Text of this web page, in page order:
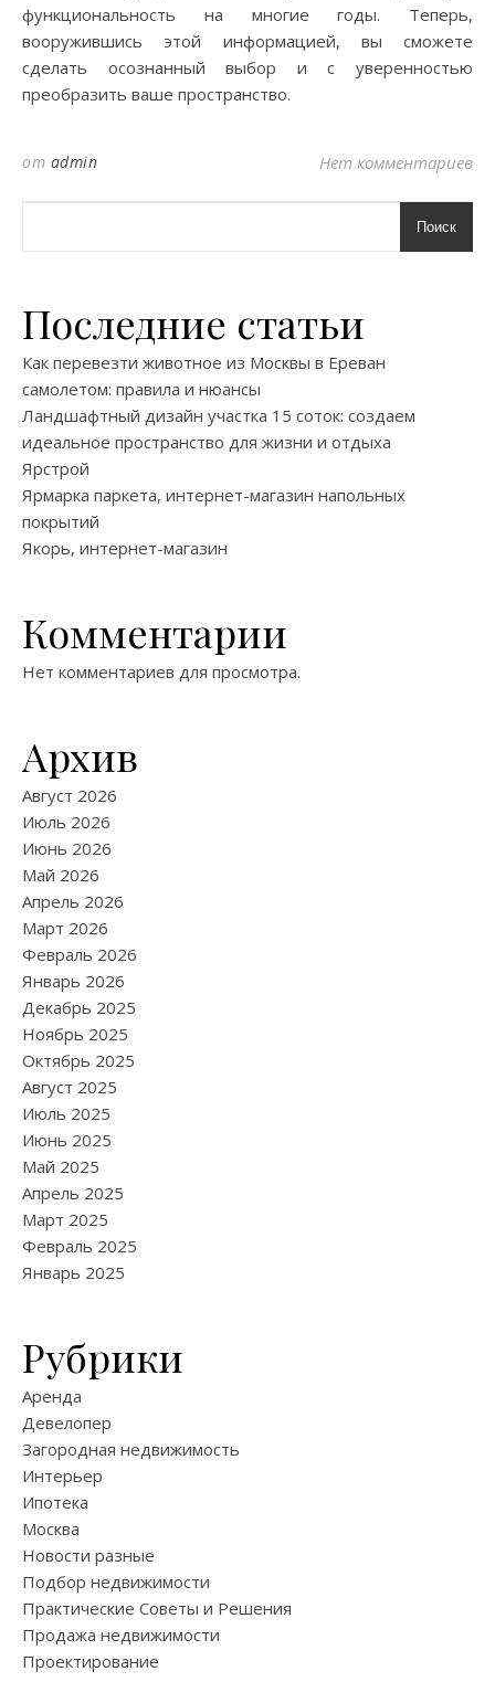
функциональность на многие годы. Теперь,
вооружившись этой информацией, вы сможете
сделать осознанный выбор и с уверенностью
преобразить ваше пространство.
от admin Нет комментариев
Поиск
Последние статьи
Как перевезти животное из Москвы в Ереван
самолетом: правила и нюансы
Ландшафтный дизайн участка 15 соток: создаем
идеальное пространство для жизни и отдыха
Ярстрой
Ярмарка паркета, интернет-магазин напольных
покрытий
Якорь, интернет-магазин
Комментарии
Нет комментариев для просмотра.
Архив
Август 2026
Июль 2026
Июнь 2026
Май 2026
Апрель 2026
Март 2026
Февраль 2026
Январь 2026
Декабрь 2025
Ноябрь 2025
Октябрь 2025
Август 2025
Июль 2025
Июнь 2025
Май 2025
Апрель 2025
Март 2025
Февраль 2025
Январь 2025
Рубрики
Аренда
Девелопер
Загородная недвижимость
Интерьер
Ипотека
Москва
Новости разные
Подбор недвижимости
Практические Советы и Решения
Продажа недвижимости
Проектирование